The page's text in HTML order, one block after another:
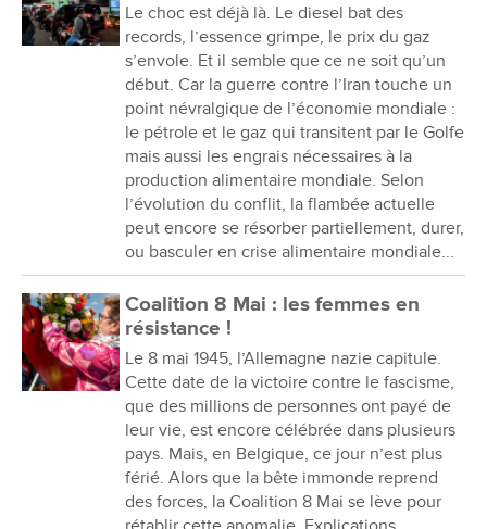
Le choc est déjà là. Le diesel bat des
records, l’essence grimpe, le prix du gaz
s’envole. Et il semble que ce ne soit qu’un
début. Car la guerre contre l’Iran touche un
point névralgique de l’économie mondiale :
le pétrole et le gaz qui transitent par le Golfe
mais aussi les engrais nécessaires à la
production alimentaire mondiale. Selon
l’évolution du conflit, la flambée actuelle
peut encore se résorber partiellement, durer,
ou basculer en crise alimentaire mondiale...
Coalition 8 Mai : les femmes en
résistance !
Le 8 mai 1945, l’Allemagne nazie capitule.
Cette date de la victoire contre le fascisme,
que des millions de personnes ont payé de
leur vie, est encore célébrée dans plusieurs
pays. Mais, en Belgique, ce jour n’est plus
férié. Alors que la bête immonde reprend
des forces, la Coalition 8 Mai se lève pour